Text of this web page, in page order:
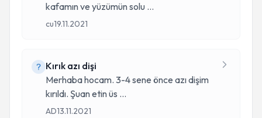
kafamın ve yüzümün solu ...
cu19.11.2021
Kırık azı dişi
Merhaba hocam. 3-4 sene önce azı dişim
kırıldı. Şuan etin üs ...
AD13.11.2021